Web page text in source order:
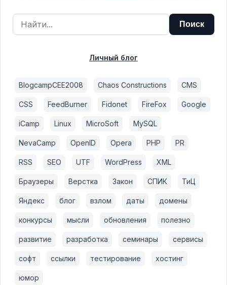
Личный блог
BlogcampCEE2008 Chaos Constructions CMS
CSS FeedBurner Fidonet FireFox Google
iCamp Linux MicroSoft MySQL
NevaCamp OpenID Opera PHP PR
RSS SEO UTF WordPress XML
Браузеры Верстка Закон СПИК ТиЦ
Яндекс блог взлом даты домены
конкурсы мысли обновления полезно
развитие разработка семинары сервисы
софт ссылки тестирование хостинг
юмор